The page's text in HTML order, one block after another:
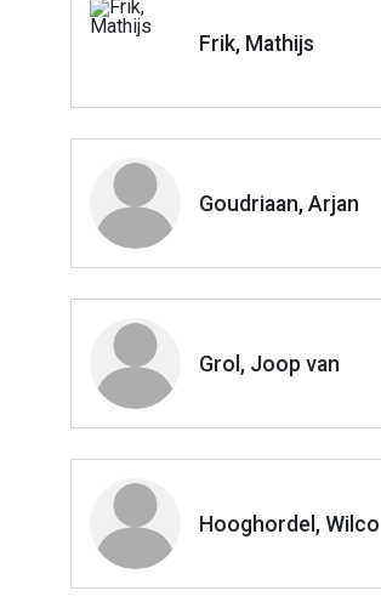
Frik, Mathijs
Goudriaan, Arjan
Grol, Joop van
Hooghordel, Wilco